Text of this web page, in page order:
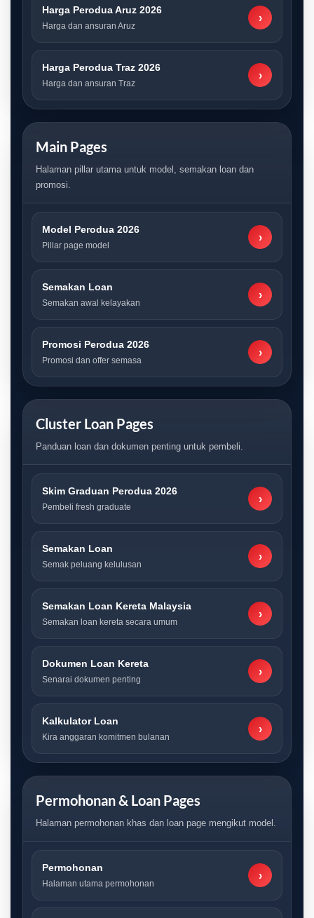
Harga Perodua Aruz 2026
Harga dan ansuran Aruz
›
Harga Perodua Traz 2026
Harga dan ansuran Traz
›
Main Pages
Halaman pillar utama untuk model, semakan loan dan
promosi.
Model Perodua 2026
Pillar page model
›
Semakan Loan
Semakan awal kelayakan
›
Promosi Perodua 2026
Promosi dan offer semasa
›
Cluster Loan Pages
Panduan loan dan dokumen penting untuk pembeli.
Skim Graduan Perodua 2026
Pembeli fresh graduate
›
Semakan Loan
Semak peluang kelulusan
›
Semakan Loan Kereta Malaysia
Semakan loan kereta secara umum
›
Dokumen Loan Kereta
Senarai dokumen penting
›
Kalkulator Loan
Kira anggaran komitmen bulanan
›
Permohonan & Loan Pages
Halaman permohonan khas dan loan page mengikut model.
Permohonan
Halaman utama permohonan
›